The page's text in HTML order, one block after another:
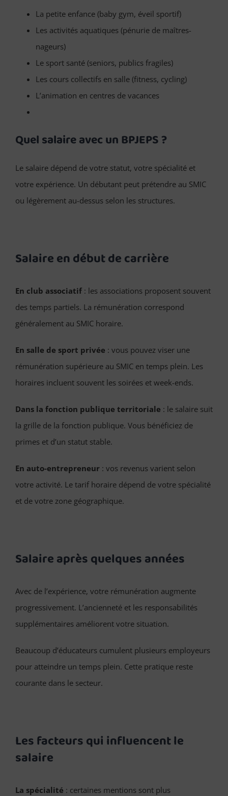
La petite enfance (baby gym, éveil sportif)
Les activités aquatiques (pénurie de maîtres-
nageurs)
Le sport santé (seniors, publics fragiles)
Les cours collectifs en salle (fitness, cycling)
L’animation en centres de vacances
Quel salaire avec un BPJEPS ?
Le salaire dépend de votre statut, votre spécialité et
votre expérience. Un débutant peut prétendre au SMIC
ou légèrement au-dessus selon les structures.
Salaire en début de carrière
En club associatif : les associations proposent souvent
des temps partiels. La rémunération correspond
généralement au SMIC horaire.
En salle de sport privée : vous pouvez viser une
rémunération supérieure au SMIC en temps plein. Les
horaires incluent souvent les soirées et week-ends.
Dans la fonction publique territoriale : le salaire suit
la grille de la fonction publique. Vous bénéficiez de
primes et d’un statut stable.
En auto-entrepreneur : vos revenus varient selon
votre activité. Le tarif horaire dépend de votre spécialité
et de votre zone géographique.
Salaire après quelques années
Avec de l’expérience, votre rémunération augmente
progressivement. L’ancienneté et les responsabilités
supplémentaires améliorent votre situation.
Beaucoup d’éducateurs cumulent plusieurs employeurs
pour atteindre un temps plein. Cette pratique reste
courante dans le secteur.
Les facteurs qui influencent le
salaire
La spécialité : certaines mentions sont plus